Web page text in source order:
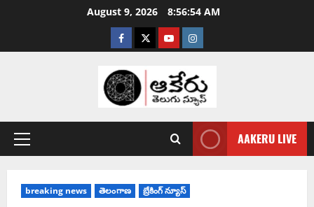
August 9, 2026 8:56:55 AM
AAKERU LIVE
breaking news తెలంగాణ బ్రేకింగ్ న్యూస్